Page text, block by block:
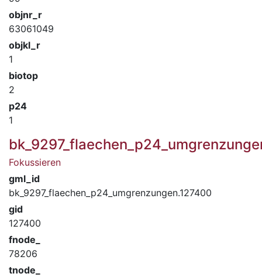
objnr_r
63061049
objkl_r
1
biotop
2
p24
1
Fokussieren
gml_id
bk_9297_flaechen_p24_umgrenzungen.127400
gid
127400
fnode_
78206
tnode_